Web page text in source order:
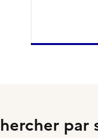
par